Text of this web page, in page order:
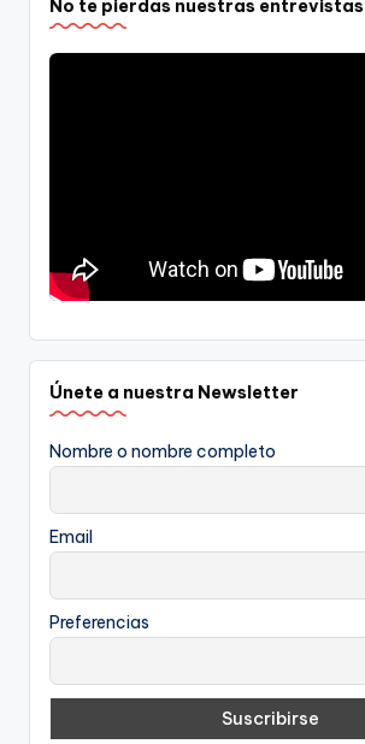
No te pierdas nuestras entrevistas
Únete a nuestra Newsletter
Nombre o nombre completo
Email
Preferencias